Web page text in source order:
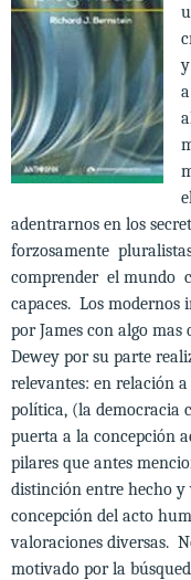
adentrarnos en los
forzosamente
comprender el mundo
capaces. Los modernos
por James con algo mas
Dewey por su parte
relevantes: en relación
política, (la democracia
puerta a la concepción
pilares que antes
distinción entre hecho
concepción del acto
valoraciones diversas.
motivado por la